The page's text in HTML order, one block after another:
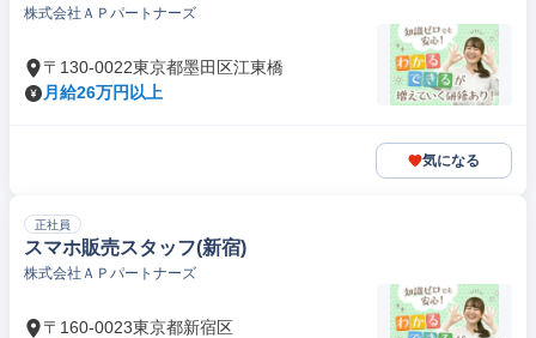
株式会社ＡＰパートナーズ
〒130-0022東京都墨田区江東橋
月給26万円以上
気になる
正社員
スマホ販売スタッフ(新宿)
株式会社ＡＰパートナーズ
〒160-0023東京都新宿区